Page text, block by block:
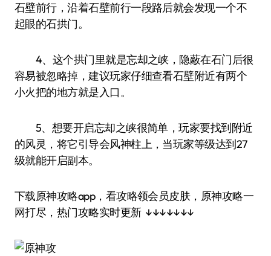
石壁前行，沿着石壁前行一段路后就会发现一个不
起眼的石拱门。
4、这个拱门里就是忘却之峡，隐蔽在石门后很
容易被忽略掉，建议玩家仔细查看石壁附近有两个
小火把的地方就是入口。
5、想要开启忘却之峡很简单，玩家要找到附近
的风灵，将它引导会风神柱上，当玩家等级达到27
级就能开启副本。
下载原神攻略app，看攻略领会员皮肤，原神攻略一
网打尽，热门攻略实时更新 ↓↓↓↓↓↓↓